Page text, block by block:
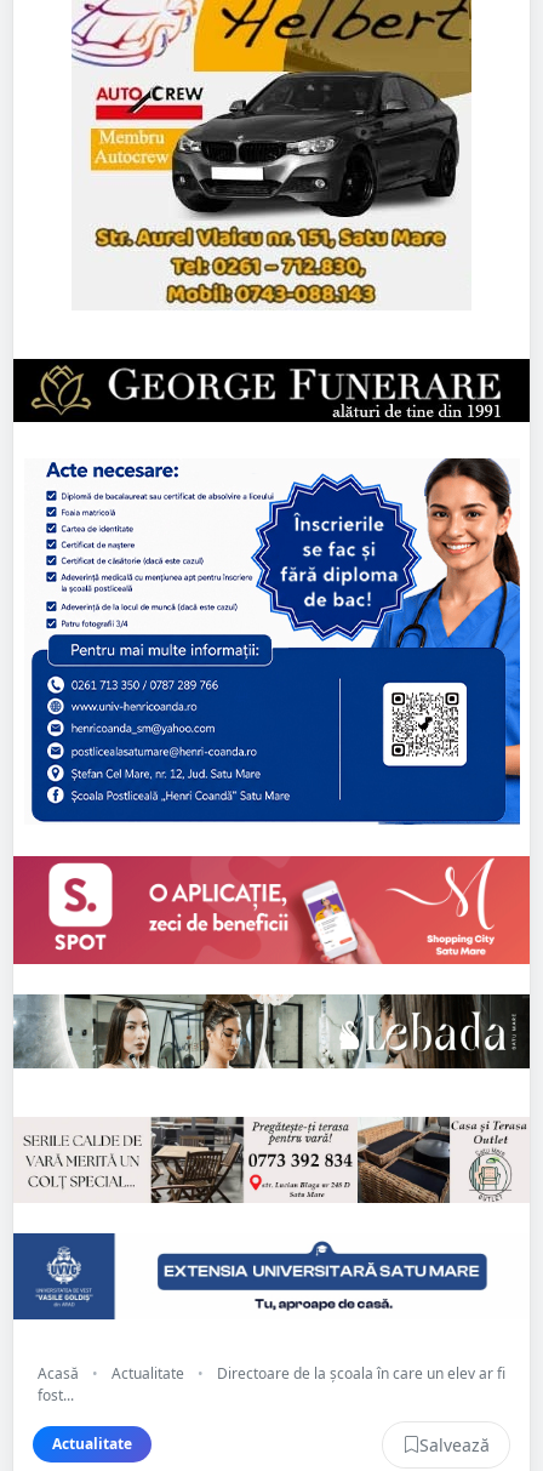
Acasă • Actualitate •
Directoare de la școala în care un elev ar fi
fost...
Actualitate Salvează